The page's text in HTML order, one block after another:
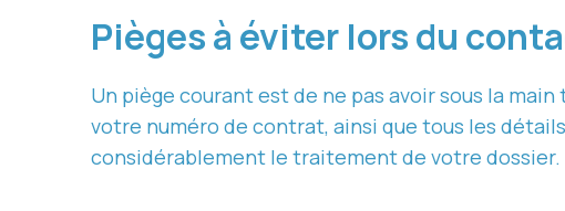
Pièges à éviter lors du
Un piège courant est de ne pas avoir sous la
votre numéro de contrat, ainsi que tous les
considérablement le traitement de votre dossier.